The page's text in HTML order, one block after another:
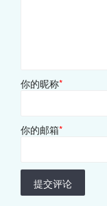
你的昵称*
你的邮箱*
提交评论